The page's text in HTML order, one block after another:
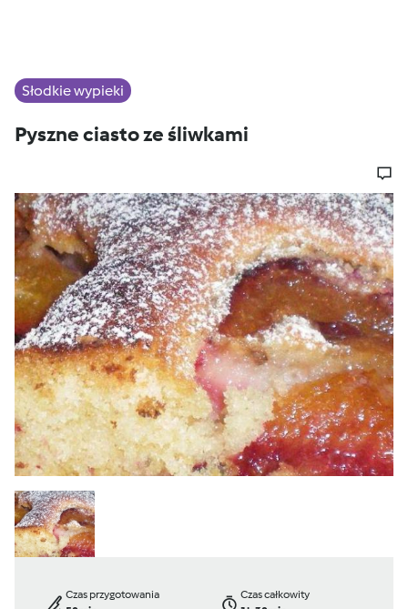
Słodkie wypieki
Pyszne ciasto ze śliwkami
Czas przygotowania
Czas całkowity